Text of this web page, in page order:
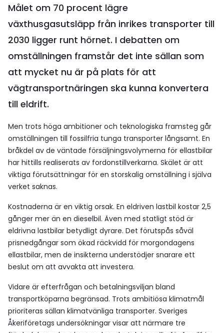
Målet om 70 procent lägre
växthusgasutsläpp från inrikes transporter till
2030 ligger runt hörnet. I debatten om
omställningen framstår det inte sällan som
att mycket nu är på plats för att
vägtransportnäringen ska kunna konvertera
till eldrift.
Men trots höga ambitioner och teknologiska framsteg går
omställningen till fossilfria tunga transporter långsamt. En
bråkdel av de väntade försäljningsvolymerna för ellastbilar
har hittills realiserats av fordonstillverkarna. Skälet är att
viktiga förutsättningar för en storskalig omställning i själva
verket saknas.
Kostnaderna är en viktig orsak. En eldriven lastbil kostar 2,5
gånger mer än en dieselbil. Även med statligt stöd är
eldrivna lastbilar betydligt dyrare. Det förutspås såväl
prisnedgångar som ökad räckvidd för morgondagens
ellastbilar, men de insikterna understödjer snarare ett
beslut om att avvakta att investera.
Vidare är efterfrågan och betalningsviljan bland
transportköparna begränsad. Trots ambitiösa klimatmål
prioriteras sällan klimatvänliga transporter. Sveriges
Åkeriföretags undersökningar visar att närmare tre